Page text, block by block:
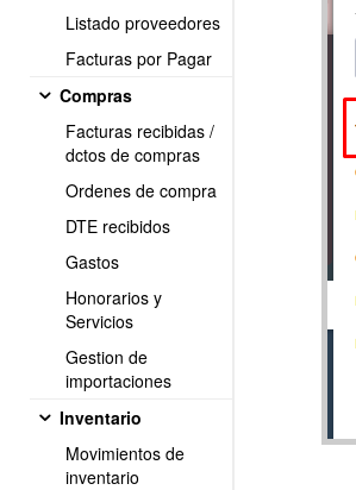
Listado proveedores
Facturas por Pagar
Compras
Facturas recibidas /
dctos de compras
Ordenes de compra
DTE recibidos
Gastos
Honorarios y
Servicios
Gestion de
importaciones
Inventario
Movimientos de
inventario